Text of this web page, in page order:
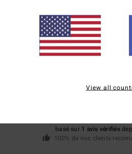
5.0
basé sur 1 avis vérifiés
100% de nos clients
View all